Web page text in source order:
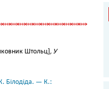
Штольц] , У
Білодіда. — К.: